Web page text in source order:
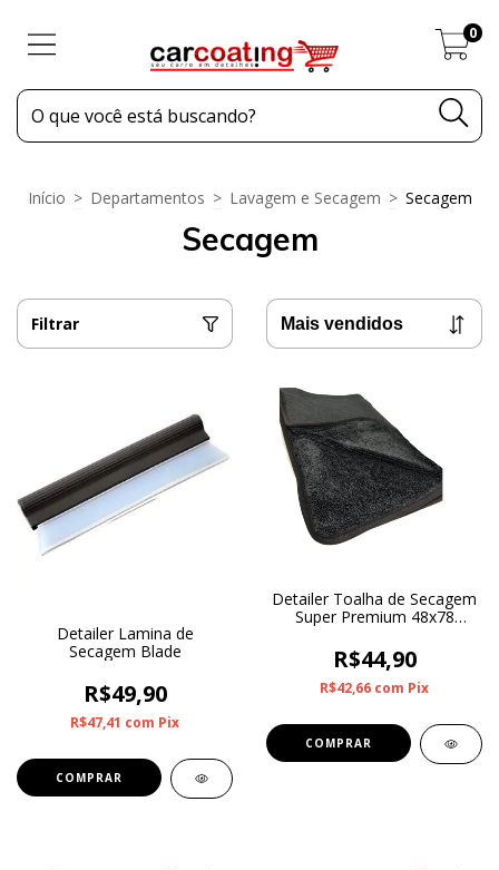
0
Início > Departamentos > Lavagem e Secagem > Secagem
Secagem
Filtrar
Detailer Lamina de
Secagem Blade
R$49,90
R$47,41 com Pix
Detailer Toalha de Secagem
Super Premium 48x78
R$44,90
R$42,66 com Pix